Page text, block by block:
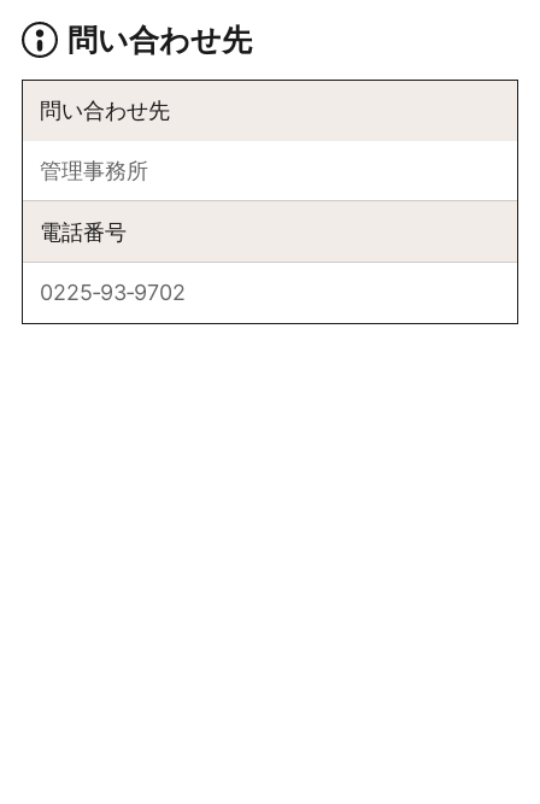
問い合わせ先
問い合わせ先
管理事務所
電話番号
0225‐93‐9702